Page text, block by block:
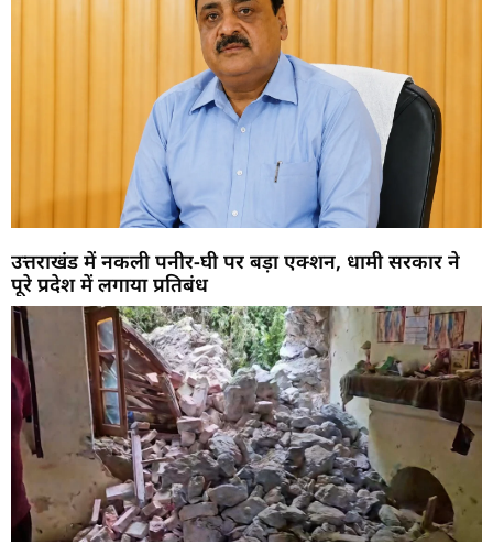
उत्तराखंड में नकली पनीर-घी पर बड़ा एक्शन, धामी सरकार ने
पूरे प्रदेश में लगाया प्रतिबंध